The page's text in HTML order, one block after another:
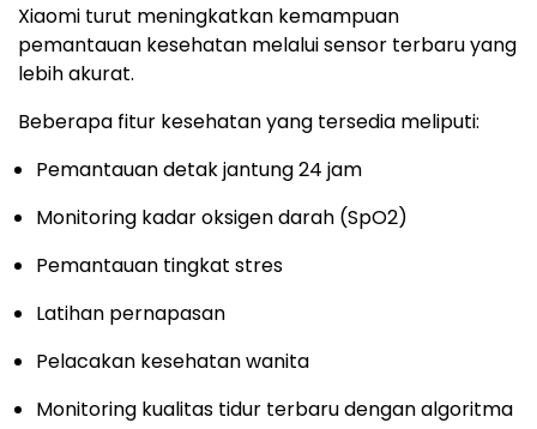
Xiaomi turut meningkatkan kemampuan
pemantauan kesehatan melalui sensor terbaru yang
lebih akurat.
Beberapa fitur kesehatan yang tersedia meliputi:
Pemantauan detak jantung 24 jam
Monitoring kadar oksigen darah (SpO2)
Pemantauan tingkat stres
Latihan pernapasan
Pelacakan kesehatan wanita
Monitoring kualitas tidur terbaru dengan algoritma